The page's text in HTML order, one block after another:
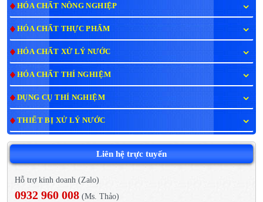
HÓA CHẤT NÔNG NGHIỆP
HÓA CHẤT THỰC PHẨM
HÓA CHẤT XỬ LÝ NƯỚC
HÓA CHẤT THÍ NGHIỆM
DỤNG CỤ THÍ NGHIỆM
THIẾT BỊ XỬ LÝ NƯỚC
Liên hệ trực tuyến
Hỗ trợ kinh doanh (Zalo)
0932 960 008 (Ms. Thảo)